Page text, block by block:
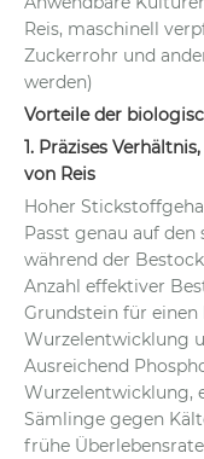
Reis, maschinell
Zuckerrohr und
werden)
Vorteile der
1. Präzises
von Reis
Hoher
Passt genau auf
während der
Anzahl effektiver
Grundstein für
Wurzelentwicklung
Ausreichend
Wurzelentwicklung,
Sämlinge gegen
frühe